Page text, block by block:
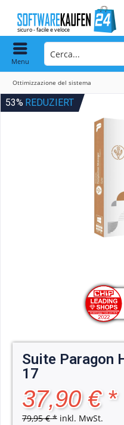
Menu
Ottimizzazione del sistema
53% REDUZIERT
Suite Paragon
17
37,90 € *
79,95 € * inkl. MwSt.